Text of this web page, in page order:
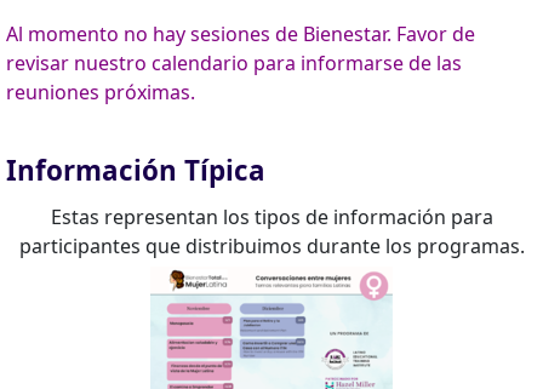
Al momento no hay sesiones de Bienestar. Favor de
revisar nuestro calendario para informarse de las
reuniones próximas.
Información Típica
Estas representan los tipos de información para
participantes que distribuimos durante los programas.